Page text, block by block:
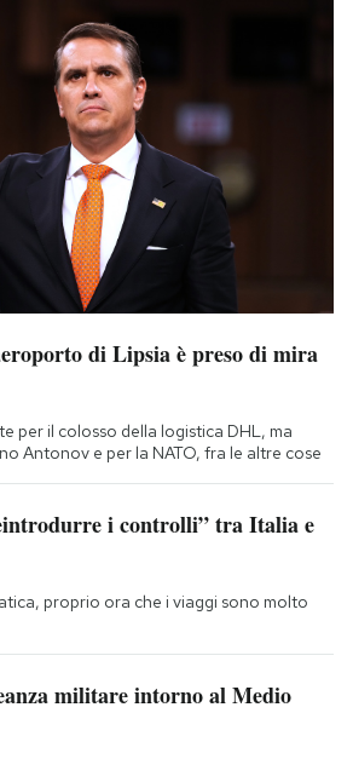
di Lipsia è preso di mira
per il colosso della logistica DHL, ma
Antonov e per la NATO, fra le altre cose
i controlli” tra Italia e
proprio ora che i viaggi sono molto
militare intorno al Medio